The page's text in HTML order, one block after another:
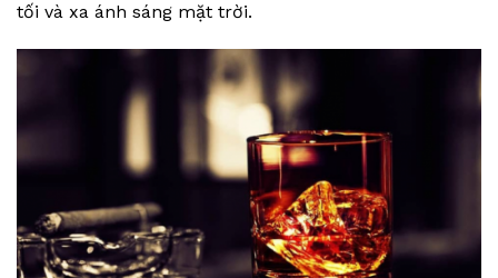
tối và xa ánh sáng mặt trời.